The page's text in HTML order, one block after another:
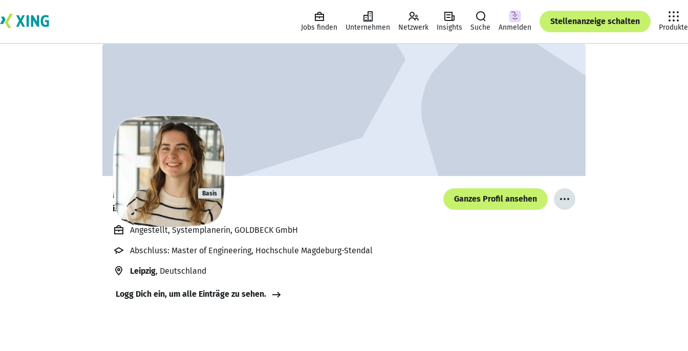
Jobs finden Unternehmen Netzwerk Insights Suche Anmelden
Stellenanzeige schalten
Produkte
Melina Höne Basis
ist offen für Projekte. 🔎
Ganzes Profil ansehen
Angestellt, Systemplanerin, GOLDBECK GmbH
Abschluss: Master of Engineering, Hochschule Magdeburg-Stendal
Leipzig, Deutschland
Logg Dich ein, um alle Einträge zu sehen.